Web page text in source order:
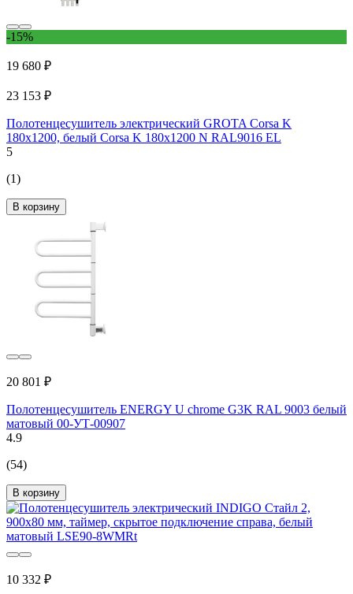
-15%
19 680 ₽
23 153 ₽
Полотенцесушитель электрический GROTA Corsa K
180x1200, белый Corsa K 180х1200 N RAL9016 EL
5
(1)
В корзину
20 801 ₽
Полотенцесушитель ENERGY U chrome G3K RAL 9003 белый
матовый 00-УТ-00907
4.9
(54)
В корзину
10 332 ₽